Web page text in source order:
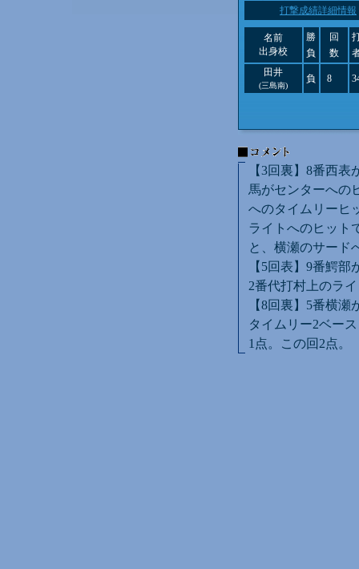
打撃成績詳細情報
名前
出身校
勝
負
回
数
田井
(三島南)
負 8
【3回裏】8番西
馬がセンターへの
へのタイムリーヒ
ライトへのヒット
と、横瀬のサード
【5回表】9番鰐
2番代打村上のラ
【8回裏】5番横
タイムリー2ベー
1点。この回2点。